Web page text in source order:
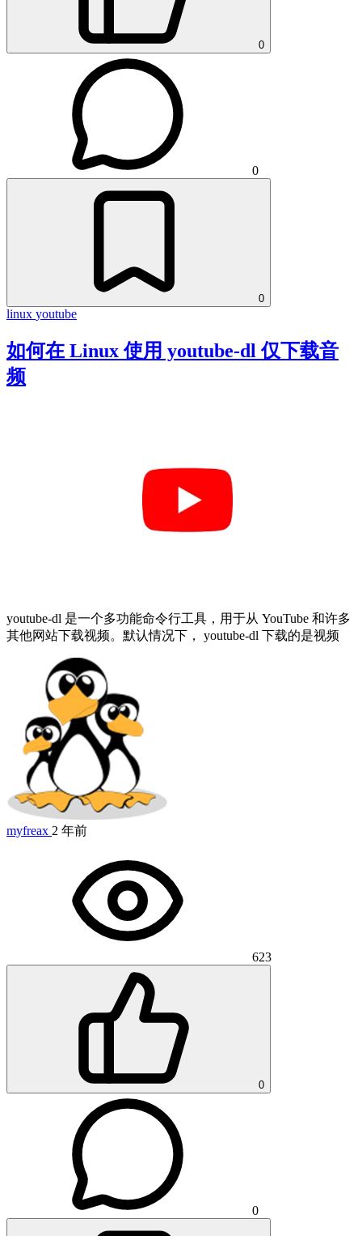
0
0
0
linux youtube
如何在 Linux 使用 youtube-dl 仅下载音
频
youtube-dl 是一个多功能命令行工具，用于从 YouTube 和许多
其他网站下载视频。默认情况下， youtube-dl 下载的是视频
myfreax 2 年前
623
0
0